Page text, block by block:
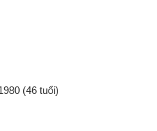
(46 tuổi)